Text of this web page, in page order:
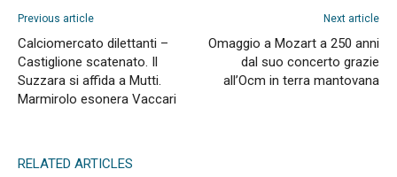
Previous article
Calciomercato dilettanti –
Castiglione scatenato. Il
Suzzara si affida a Mutti.
Marmirolo esonera Vaccari
Next article
Omaggio a Mozart a 250 anni
dal suo concerto grazie
all’Ocm in terra mantovana
RELATED ARTICLES